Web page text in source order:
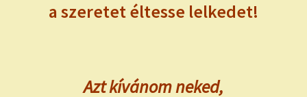
a szeretet éltesse lelkedet!
Azt kívánom neked,